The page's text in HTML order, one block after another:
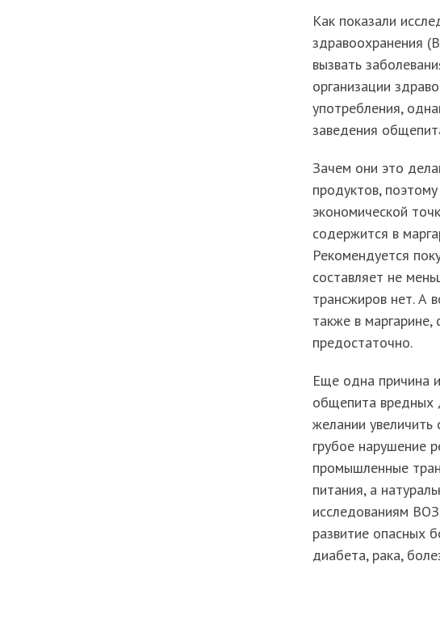
Как показали
здравоохранения
вызвать
организации
употребления,
заведения
Зачем они это
продуктов,
экономической
содержится в
Рекомендуется
составляет не
трансжиров нет. А
также в
предостаточно.
Еще одна причина
общепита вредных
желании увеличить
грубое нарушение
промышленные
питания, а
исследованиям
развитие опасных
диабета, рака,